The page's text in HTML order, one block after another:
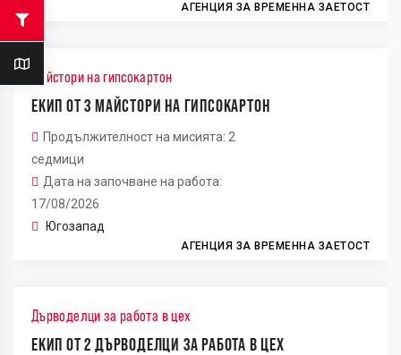
АГЕНЦИЯ ЗА ВРЕМЕННА ЗАЕТОСТ
Майстори на гипсокартон
ЕКИП ОТ 3 МАЙСТОРИ НА ГИПСОКАРТОН
Продължителност на мисията: 2
седмици
Дата на започване на работа:
17/08/2026
Югозапад
АГЕНЦИЯ ЗА ВРЕМЕННА ЗАЕТОСТ
Дърводелци за работа в цех
ЕКИП ОТ 2 ДЪРВОДЕЛЦИ ЗА РАБОТА В ЦЕХ